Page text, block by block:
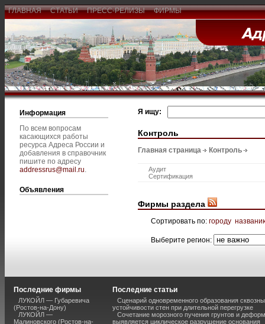
ГЛАВНАЯ СТАТЬИ ПРЕСС-РЕЛИЗЫ ФИРМЫ
Информация
По всем вопросам
касающихся работы
ресурса Адреса России и
добавления в справочник
пишите по адресу
addressrus@mail.ru.
Объявления
Я ищу:
Контроль
Главная страница Контроль
Аудит
Сертификация
Фирмы раздела
Сортировать по: городу
Выберите регион:
Последние фирмы
ЛУКОЙЛ — Губаревича
(Ростов-на-Дону)
ЛУКОЙЛ —
Малиновского (Ростов-на-
Последние статьи
Сценарий одновременного образования
устойчивости стен при длительной перегрузке
Сочетание морозного пучения грунтов и
выявляется циклическое разрушение основания